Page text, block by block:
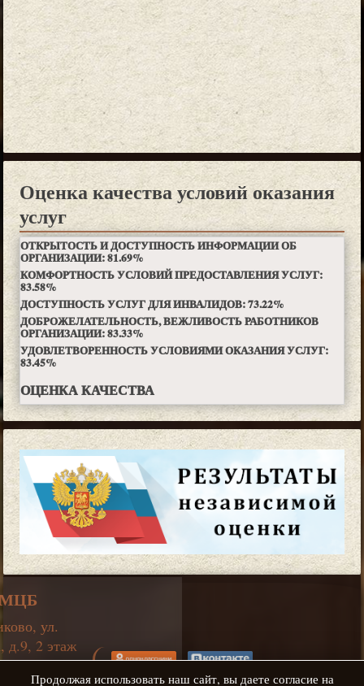
Оценка качества условий оказания
услуг
ОТКРЫТОСТЬ И ДОСТУПНОСТЬ ИНФОРМАЦИИ ОБ
ОРГАНИЗАЦИИ:81.69%
КОМФОРТНОСТЬ УСЛОВИЙ ПРЕДОСТАВЛЕНИЯ УСЛУГ:
83.58%
ДОСТУПНОСТЬ УСЛУГ ДЛЯ ИНВАЛИДОВ:73.22%
ДОБРОЖЕЛАТЕЛЬНОСТЬ, ВЕЖЛИВОСТЬ РАБОТНИКОВ
ОРГАНИЗАЦИИ:83.33%
УДОВЛЕТВОРЕННОСТЬ УСЛОВИЯМИ ОКАЗАНИЯ УСЛУГ:
83.45%
ОЦЕНКА КАЧЕСТВА
ул.
д.9, 2 этаж
Продолжая использовать наш сайт, вы даете согласие на